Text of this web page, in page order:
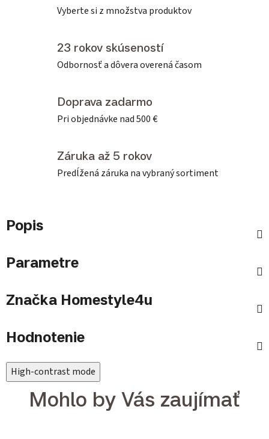
Vyberte si z množstva produktov
23 rokov skúseností
Odbornosť a dôvera overená časom
Doprava zadarmo
Pri objednávke nad 500 €
Záruka až 5 rokov
Predĺžená záruka na vybraný sortiment
Popis
Parametre
Značka Homestyle4u
Hodnotenie
High-contrast mode
Mohlo by Vás zaujímať